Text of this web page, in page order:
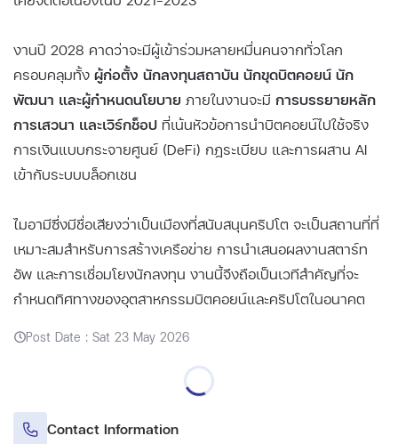
งานปี 2028 คาดว่าจะมีผู้เข้าร่วมหลายหมื่นคนจากทั่วโลก
ครอบคลุมทั้ง ผู้ก่อตั้ง นักลงทุนสถาบัน นักขุดบิตคอยน์ นัก
พัฒนา และผู้กำหนดนโยบาย ภายในงานจะมี การบรรยายหลัก
การเสวนา และเวิร์กช็อป ที่เน้นหัวข้อการนำบิตคอยน์ไปใช้จริง
การเงินแบบกระจายศูนย์ (DeFi) กฎระเบียบ และการผสาน AI
เข้ากับระบบบล็อกเชน
ไมอามีซึ่งมีชื่อเสียงว่าเป็นเมืองที่สนับสนุนคริปโต จะเป็นสถานที่ที่
เหมาะสมสำหรับการสร้างเครือข่าย การนำเสนอผลงานสตาร์ท
อัพ และการเชื่อมโยงนักลงทุน งานนี้จึงถือเป็นเวทีสำคัญที่จะ
กำหนดทิศทางของอุตสาหกรรมบิตคอยน์และคริปโตในอนาคต
Post Date : Sat 23 May 2026
Contact Information